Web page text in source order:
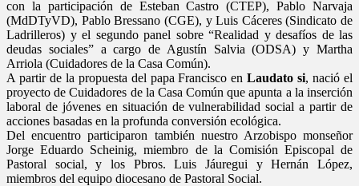
con la participación de Esteban Castro (CTEP), Pablo Narvaja
(MdDTyVD), Pablo Bressano (CGE), y Luis Cáceres (Sindicato de
Ladrilleros) y el segundo panel sobre “Realidad y desafíos de las
deudas sociales” a cargo de Agustín Salvia (ODSA) y Martha
Arriola (Cuidadores de la Casa Común).
A partir de la propuesta del papa Francisco enLaudato si, nació el
proyecto de Cuidadores de la Casa Común que apunta a la inserción
laboral de jóvenes en situación de vulnerabilidad social a partir de
acciones basadas en la profunda conversión ecológica.
Del encuentro participaron también nuestro Arzobispo monseñor
Jorge Eduardo Scheinig, miembro de la Comisión Episcopal de
Pastoral social, y los Pbros. Luis Jáuregui y Hernán López,
miembros del equipo diocesano de Pastoral Social.